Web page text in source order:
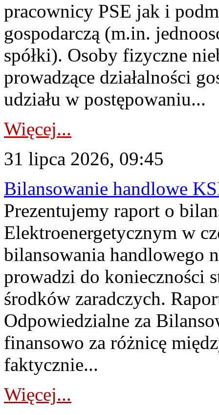
pracownicy PSE jak i
gospodarczą (m.in.
spółki). Osoby fizyczne
prowadzące działalności
udziału w postępowaniu...
Więcej...
31 lipca 2026, 09:45
Bilansowanie handlowe
Prezentujemy raport o
Elektroenergetycznym w
bilansowania handlowego
prowadzi do konieczności
środków zaradczych.
Odpowiedzialne za
finansowo za różnicę
faktycznie...
Więcej...